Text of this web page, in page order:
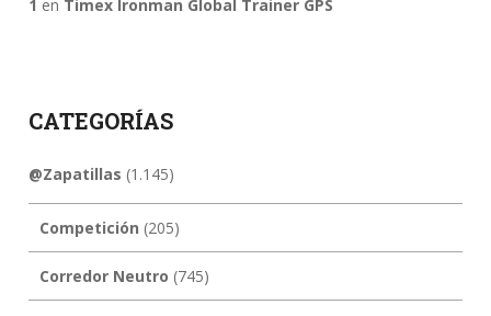
1 en Timex Ironman Global Trainer GPS
CATEGORÍAS
@Zapatillas (1.145)
Competición (205)
Corredor Neutro (745)